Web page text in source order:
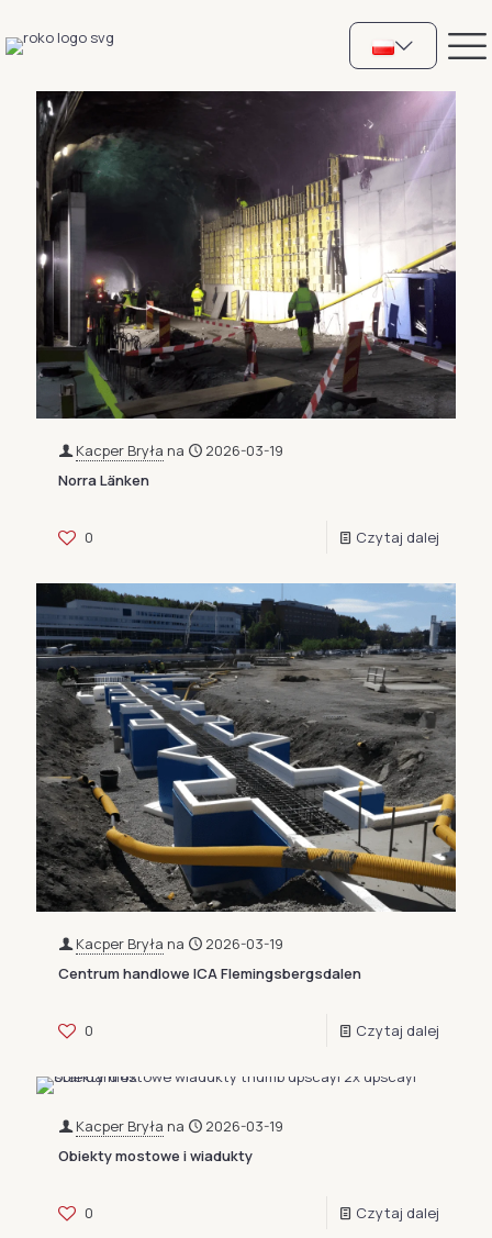
Kacper Bryła na
2026-03-19
Norra Länken
0 Czytaj dalej
Kacper Bryła na
2026-03-19
Centrum handlowe ICA Flemingsbergsdalen
0 Czytaj dalej
Kacper Bryła na
2026-03-19
Obiekty mostowe i wiadukty
0 Czytaj dalej